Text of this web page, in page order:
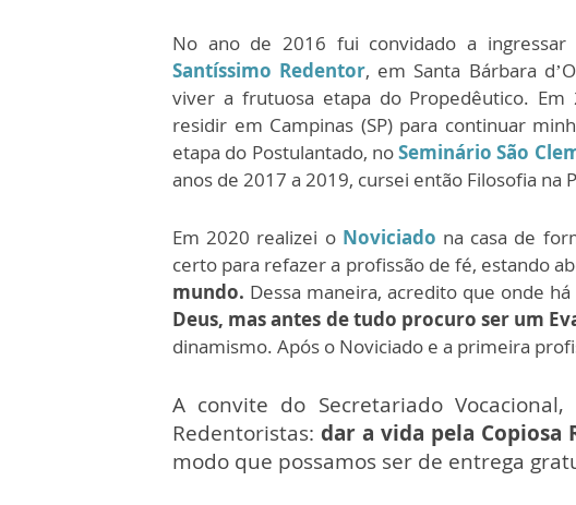
No ano de 2016 fui convidado a ingressar
Santíssimo Redentor, em Santa Bárbara
viver a frutuosa etapa do Propedêutico. Em
residir em Campinas (SP) para continuar
etapa do Postulantado, noSeminário São
anos de 2017 a 2019, cursei então Filosofia na
Em 2020 realizei o Noviciado na casa de
certo para refazer a profissão de fé, estando
mundo. Dessa maneira, acredito que onde
Deus, mas antes de tudo procuro ser um
dinamismo. Após o Noviciado e a primeira
A convite do Secretariado
Redentoristas: dar a vida pela Copiosa
modo que possamos ser de entrega